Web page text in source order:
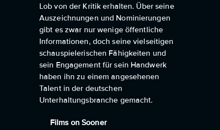
Lob von der Kritik erhalten. Über seine
Auszeichnungen und Nominierungen
gibt es zwar nur wenige öffentliche
Informationen, doch seine vielseitigen
schauspielerischen Fähigkeiten und
sein Engagement für sein Handwerk
haben ihn zu einem angesehenen
Talent in der deutschen
Unterhaltungsbranche gemacht.
Films on Sooner